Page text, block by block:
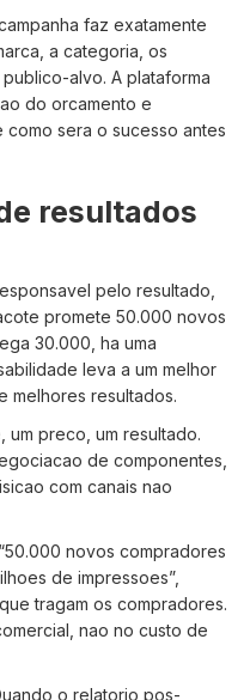
faz exatamente
a categoria, os
alvo. A plataforma
do orcamento e
sera o sucesso antes
resultados
pelo resultado,
promete 50.000 novos
30.000, ha uma
leva a um melhor
melhores resultados.
um preco, um resultado.
de componentes,
com canais nao
“50.000 novos compradores
de impressoes”,
tragam os compradores.
nao no custo de
o relatorio pos-